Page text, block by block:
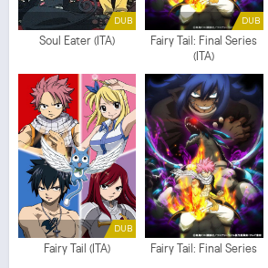
DUB
Soul Eater (ITA)
DUB
Fairy Tail: Final Series
(ITA)
DUB
Fairy Tail (ITA) Fairy Tail: Final Series